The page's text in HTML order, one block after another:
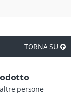
TORNA SU
persone